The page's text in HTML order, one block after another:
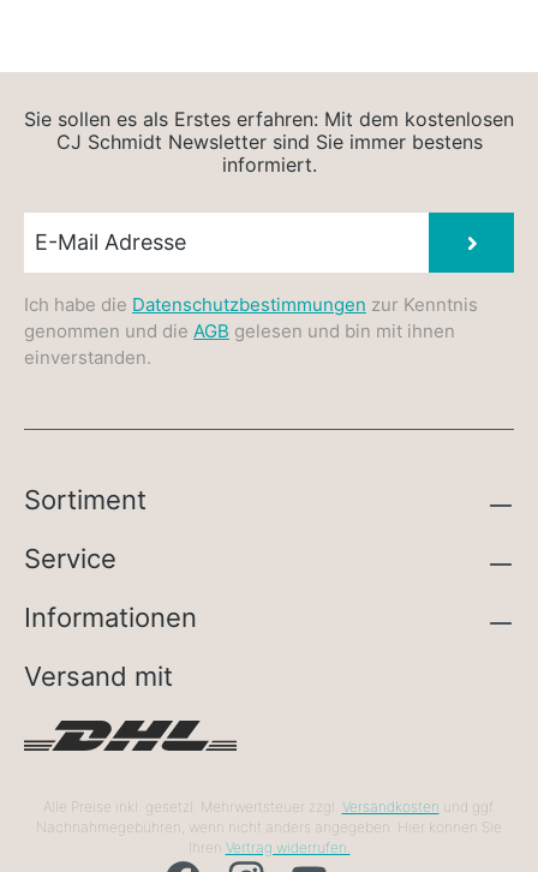
Sie sollen es als Erstes erfahren: Mit dem kostenlosen
CJ Schmidt Newsletter sind Sie immer bestens
informiert.
Ich habe die Datenschutzbestimmungen zur Kenntnis
genommen und die AGB gelesen und bin mit ihnen
einverstanden.
Sortiment
Service
Informationen
Versand mit
Alle Preise inkl. gesetzl. Mehrwertsteuer zzgl. Versandkosten und ggf.
Nachnahmegebühren, wenn nicht anders angegeben. Hier können Sie
Ihren Vertrag widerrufen.